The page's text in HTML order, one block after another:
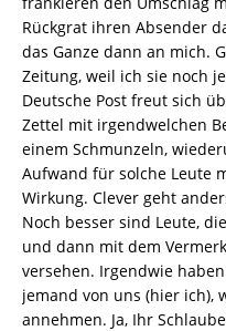
Rückgrat ihren Absender
das Ganze dann an mich.
Zeitung, weil ich sie noch
Deutsche Post freut sich
Zettel mit irgendwelchen
einem Schmunzeln,
Aufwand für solche Leute
Wirkung. Clever geht
Noch besser sind Leute,
und dann mit dem
versehen. Irgendwie
jemand von uns (hier ich),
annehmen. Ja, Ihr